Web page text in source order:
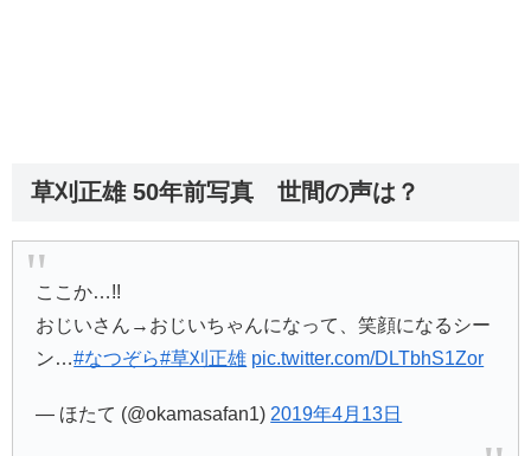
草刈正雄 50年前写真 世間の声は？
ここか…!!
おじいさん→おじいちゃんになって、笑顔になるシー
ン…#なつぞら#草刈正雄 pic.twitter.com/DLTbhS1Zor
— ほたて (@okamasafan1) 2019年4月13日